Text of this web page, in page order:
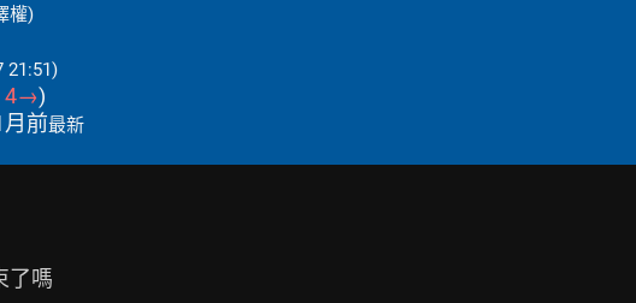
權)
21:51)
4→)
月前最新
了嗎